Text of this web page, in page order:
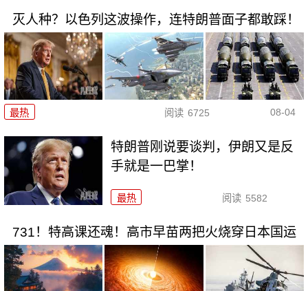
灭人种？以色列这波操作，连特朗普面子都敢踩！
最热 阅读 6725 08-04
特朗普刚说要谈判，伊朗又是反
手就是一巴掌！
最热 阅读 5582
731！特高课还魂！高市早苗两把火烧穿日本国运